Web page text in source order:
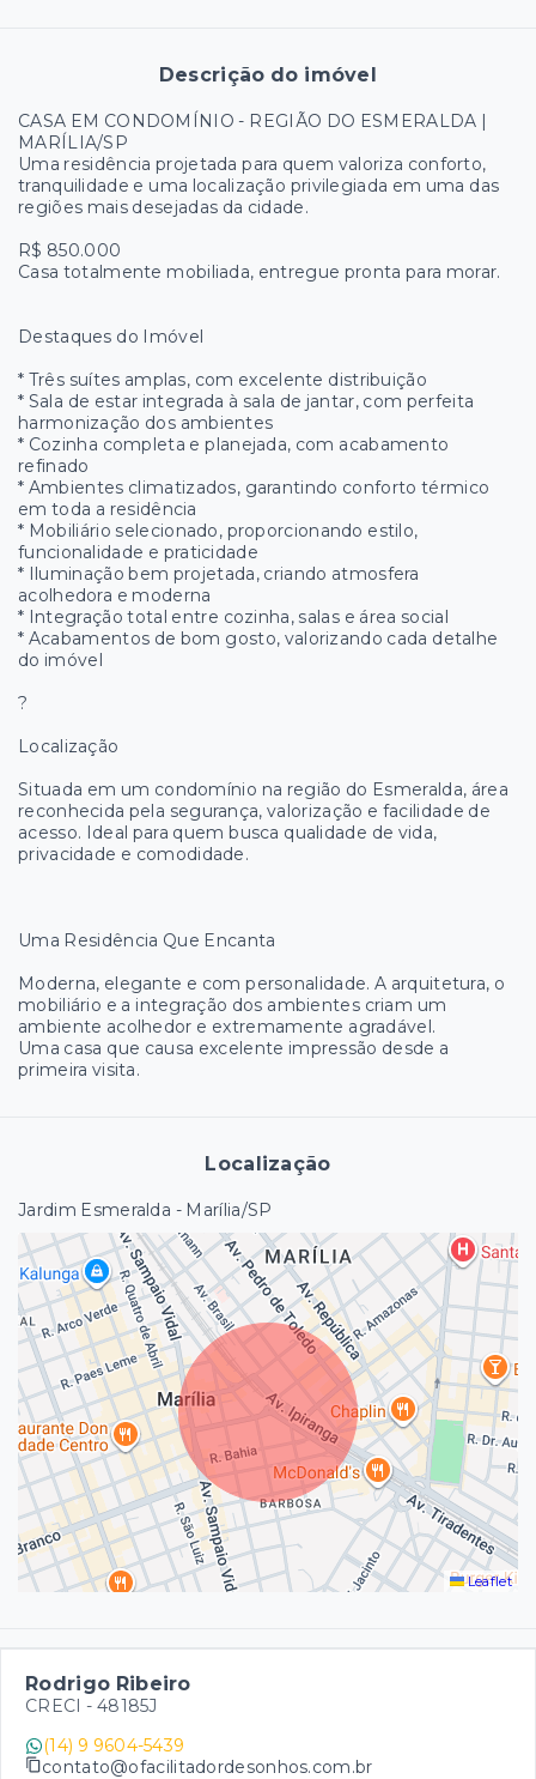
Descrição do imóvel
CASA EM CONDOMÍNIO - REGIÃO DO ESMERALDA |
MARÍLIA/SP
Uma residência projetada para quem valoriza conforto,
tranquilidade e uma localização privilegiada em uma das
regiões mais desejadas da cidade.
R$ 850.000
Casa totalmente mobiliada, entregue pronta para morar.
Destaques do Imóvel
* Três suítes amplas, com excelente distribuição
* Sala de estar integrada à sala de jantar, com perfeita
harmonização dos ambientes
* Cozinha completa e planejada, com acabamento
refinado
* Ambientes climatizados, garantindo conforto térmico
em toda a residência
* Mobiliário selecionado, proporcionando estilo,
funcionalidade e praticidade
* Iluminação bem projetada, criando atmosfera
acolhedora e moderna
* Integração total entre cozinha, salas e área social
* Acabamentos de bom gosto, valorizando cada detalhe
do imóvel
?
Localização
Situada em um condomínio na região do Esmeralda, área
reconhecida pela segurança, valorização e facilidade de
acesso. Ideal para quem busca qualidade de vida,
privacidade e comodidade.
Uma Residência Que Encanta
Moderna, elegante e com personalidade. A arquitetura, o
mobiliário e a integração dos ambientes criam um
ambiente acolhedor e extremamente agradável.
Uma casa que causa excelente impressão desde a
primeira visita.
Localização
Jardim Esmeralda - Marília/SP
Leaflet
Rodrigo Ribeiro
CRECI - 48185J
(14) 9 9604-5439
contato@ofacilitadordesonhos.com.br